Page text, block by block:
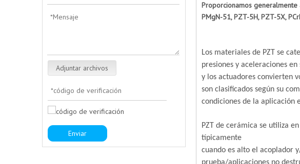
Adjuntar archivos
Enviar
Proporcionamos generalmente
PMgN-51, PZT-5H, PZT-5X,
Los materiales de PZT se
presiones y aceleraciones
y los actuadores convierten
son clasificados según su
condiciones de la aplicación
PZT de cerámica se utiliza
típicamente
cuando es alto el acoplador